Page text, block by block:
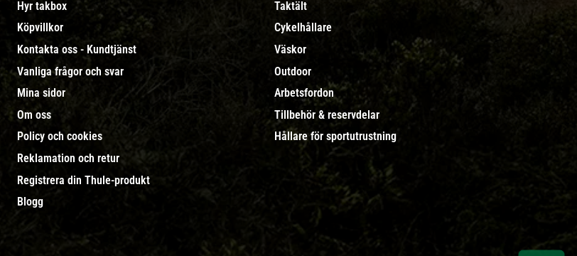
Hyr takbox
Köpvillkor
Kontakta oss - Kundtjänst
Vanliga frågor och svar
Mina sidor
Om oss
Policy och cookies
Reklamation och retur
Registrera din Thule-produkt
Blogg
Taktält
Cykelhållare
Väskor
Outdoor
Arbetsfordon
Tillbehör & reservdelar
Hållare för sportutrustning